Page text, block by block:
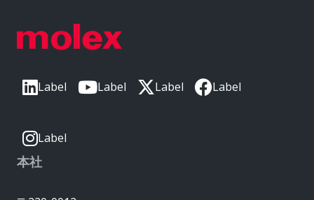
Label Label Label Label
Label
本社